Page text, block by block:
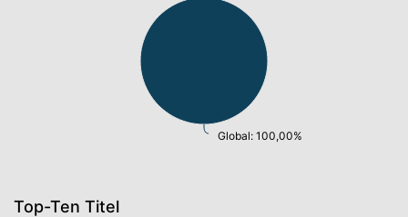
Global: 100,00%
Top-Ten Titel